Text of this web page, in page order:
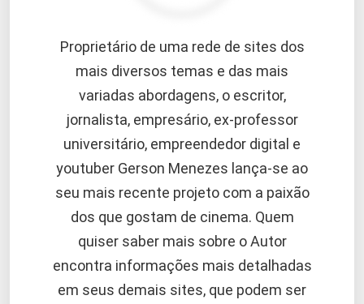
Proprietário de uma rede de sites dos
mais diversos temas e das mais
variadas abordagens, o escritor,
jornalista, empresário, ex-professor
universitário, empreendedor digital e
youtuber Gerson Menezes lança-se ao
seu mais recente projeto com a paixão
dos que gostam de cinema. Quem
quiser saber mais sobre o Autor
encontra informações mais detalhadas
em seus demais sites, que podem ser